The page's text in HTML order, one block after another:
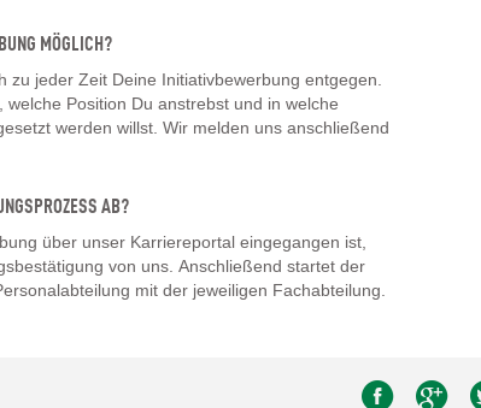
MÖGLICH?
zu jeder Zeit Deine Initiativbewerbung entgegen.
welche Position Du anstrebst und in welche
werden willst. Wir melden uns anschließend
AB?
über unser Karriereportal eingegangen ist,
von uns. Anschließend startet der
mit der jeweiligen Fachabteilung.